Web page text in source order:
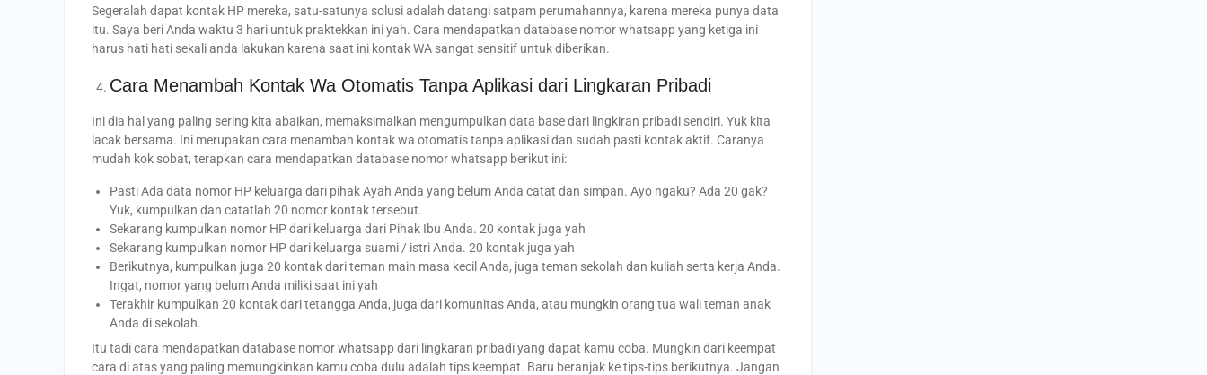
Segeralah dapat kontak HP mereka, satu-satunya solusi adalah datangi satpam perumahannya, karena mereka punya data
itu. Saya beri Anda waktu 3 hari untuk praktekkan ini yah. Cara mendapatkan database nomor whatsapp yang ketiga ini
harus hati hati sekali anda lakukan karena saat ini kontak WA sangat sensitif untuk diberikan.
Cara Menambah Kontak Wa Otomatis Tanpa Aplikasi dari Lingkaran Pribadi
Ini dia hal yang paling sering kita abaikan, memaksimalkan mengumpulkan data base dari lingkiran pribadi sendiri. Yuk kita
lacak bersama. Ini merupakan cara menambah kontak wa otomatis tanpa aplikasi dan sudah pasti kontak aktif. Caranya
mudah kok sobat, terapkan cara mendapatkan database nomor whatsapp berikut ini:
Pasti Ada data nomor HP keluarga dari pihak Ayah Anda yang belum Anda catat dan simpan. Ayo ngaku? Ada 20 gak?
Yuk, kumpulkan dan catatlah 20 nomor kontak tersebut.
Sekarang kumpulkan nomor HP dari keluarga dari Pihak Ibu Anda. 20 kontak juga yah
Sekarang kumpulkan nomor HP dari keluarga suami / istri Anda. 20 kontak juga yah
Berikutnya, kumpulkan juga 20 kontak dari teman main masa kecil Anda, juga teman sekolah dan kuliah serta kerja Anda.
Ingat, nomor yang belum Anda miliki saat ini yah
Terakhir kumpulkan 20 kontak dari tetangga Anda, juga dari komunitas Anda, atau mungkin orang tua wali teman anak
Anda di sekolah.
Itu tadi cara mendapatkan database nomor whatsapp dari lingkaran pribadi yang dapat kamu coba. Mungkin dari keempat
cara di atas yang paling memungkinkan kamu coba dulu adalah tips keempat. Baru beranjak ke tips-tips berikutnya. Jangan